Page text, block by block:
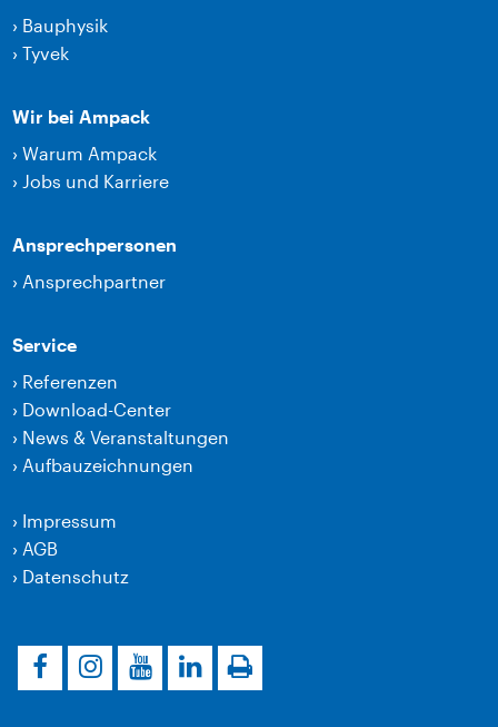
› Bauphysik
›Tyvek
Wir bei Ampack
›Warum Ampack
› Jobs und Karriere
Ansprechpersonen
› Ansprechpartner
Service
› Referenzen
› Download-Center
› News & Veranstaltungen
› Aufbauzeichnungen
› Impressum
› AGB
› Datenschutz